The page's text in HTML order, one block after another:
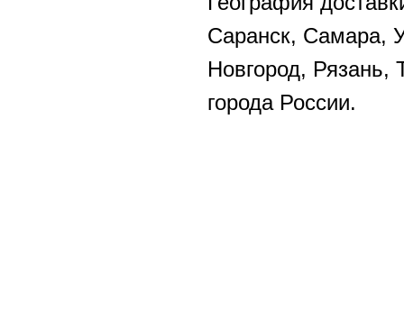
Саранск, Самара,
Новгород, Рязань,
города России.